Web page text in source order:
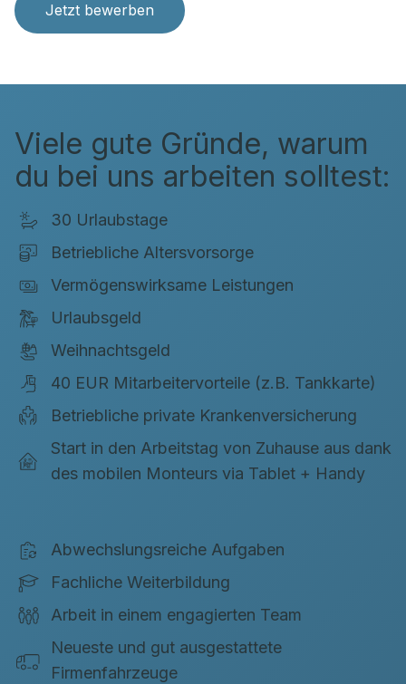
Jetzt bewerben
Viele gute Gründe, warum
du bei uns arbeiten solltest:
30 Urlaubstage
Betriebliche Altersvorsorge
Vermögenswirksame Leistungen
Urlaubsgeld
Weihnachtsgeld
40 EUR Mitarbeitervorteile (z.B. Tankkarte)
Betriebliche private Krankenversicherung
Start in den Arbeitstag von Zuhause aus dank
des mobilen Monteurs via Tablet + Handy
Abwechslungsreiche Aufgaben
Fachliche Weiterbildung
Arbeit in einem engagierten Team
Neueste und gut ausgestattete
Firmenfahrzeuge